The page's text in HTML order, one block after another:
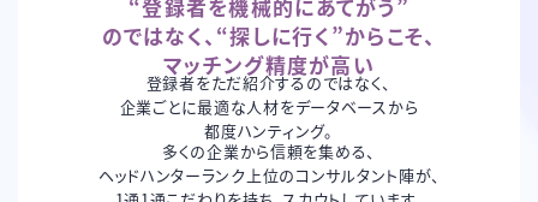
“登録者を機械的にあてがう”
のではなく、 “探しに行く”からこそ、
マッチング精度が高い
登録者をただ紹介するのではなく、
企業ごとに最適な人材をデータベースから
都度ハンティング。
多くの企業から信頼を集める、
ヘッドハンターランク 上位のコンサルタント陣が、